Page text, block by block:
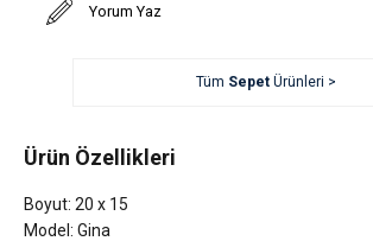
Yorum Yaz
Tüm SepetÜrünleri >
Ürün Özellikleri
Boyut: 20 x 15
Model: Gina